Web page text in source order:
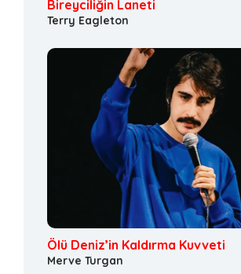
Bireyciliğin Laneti
Terry Eagleton
Ölü Deniz’in Kaldırma Kuvveti
Merve Turgan